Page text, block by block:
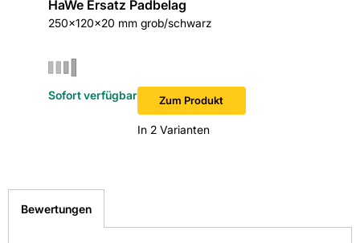
HaWe Ersatz Padbelag
250x120x20 mm grob/schwarz
Zum Produkt
In 2 Varianten
Sofort verfügbar
Bewertungen